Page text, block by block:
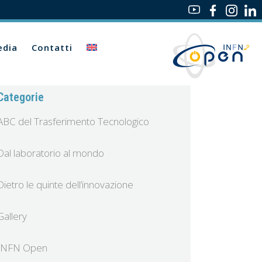
Contatti
del Trasferimento Tecnologico
laboratorio al mondo
le quinte dell’innovazione
Open